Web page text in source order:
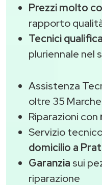
Prezzi molto
rapporto
Tecnici
pluriennale nel
Assistenza
oltre 35 Marche
Riparazioni con
Servizio
domicilio a
Garanzia sui
riparazione